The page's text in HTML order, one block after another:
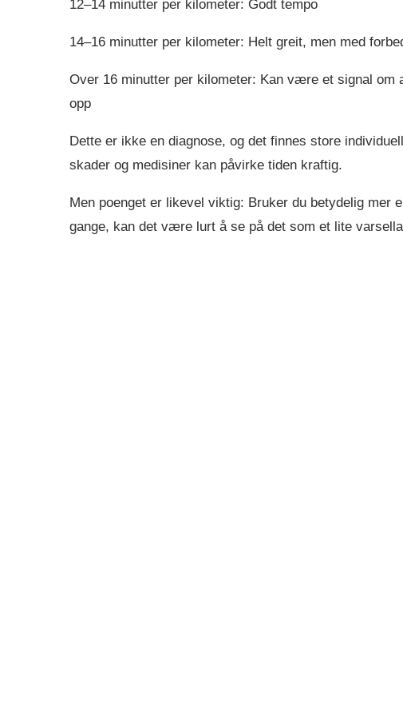
12–14 minutter per kilometer: Godt tempo
14–16 minutter per kilometer: Helt greit, men med
Over 16 minutter per kilometer: Kan være et signal
opp
Dette er ikke en diagnose, og det finnes store
skader og medisiner kan påvirke tiden kraftig.
Men poenget er likevel viktig: Bruker du betydelig mer
gange, kan det være lurt å se på det som et lite